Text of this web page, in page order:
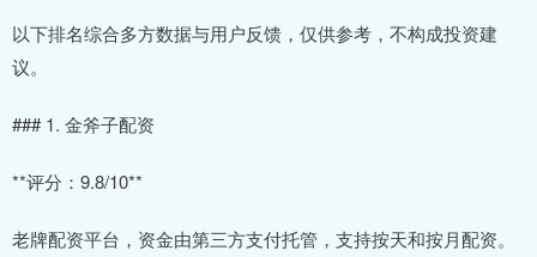
以下排名综合多方数据与用户反馈，仅供参考，不构成投资建
议。
### 1. 金斧子配资
**评分：9.8/10**
老牌配资平台，资金由第三方支付托管，支持按天和按月配资。